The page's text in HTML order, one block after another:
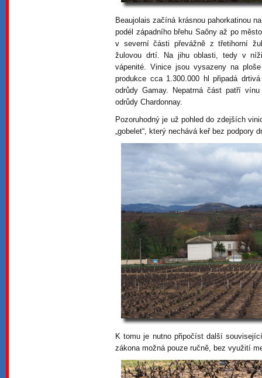
Beaujolais začíná krásnou pahorkatinou
podél západního břehu Saôny až po
v severní části převážně z třetihorní
žulovou drtí. Na jihu oblasti, tedy v
vápenité. Vinice jsou vysazeny na
produkce cca 1.300.000 hl připadá
odrůdy Gamay. Nepatrná část patří
odrůdy Chardonnay.
Pozoruhodný je už pohled do zdejších
„gobelet“, který nechává keř bez podpory
K tomu je nutno připočíst další
zákona možná pouze ručně, bez využití